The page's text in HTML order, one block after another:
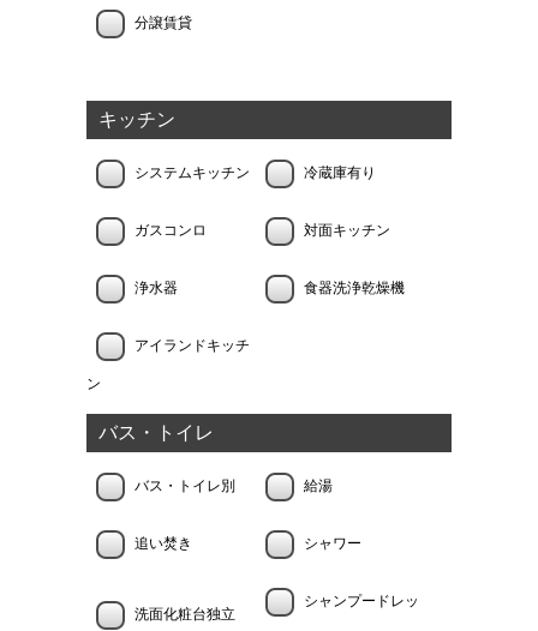
分譲賃貸
キッチン
システムキッチン 冷蔵庫有り
ガスコンロ 対面キッチン
浄水器 食器洗浄乾燥機
アイランドキッチ
ン
バス・トイレ
バス・トイレ別 給湯
追い焚き シャワー
洗面化粧台独立
シャンプードレッ